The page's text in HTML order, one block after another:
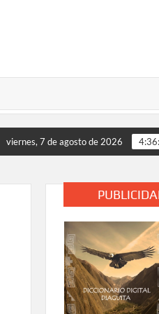
de apoyo tras daños
viernes, 7 de agosto de 2026